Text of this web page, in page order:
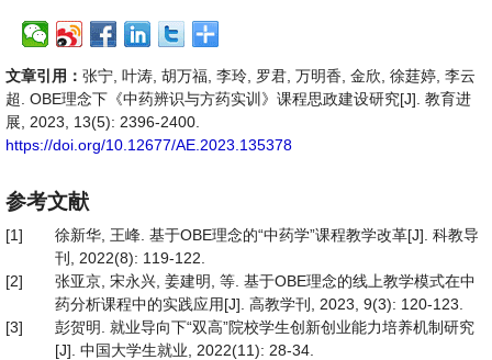
文章引用： 张宁, 叶涛, 胡万福, 李玲, 罗君, 万明香, 金欣, 徐莛婷, 李云
超. OBE理念下《中药辨识与方药实训》课程思政建设研究[J]. 教育进
展, 2023, 13(5): 2396-2400.
https://doi.org/10.12677/AE.2023.135378
参考文献
[1]
徐新华, 王峰. 基于OBE理念的“中药学”课程教学改革[J]. 科教导
刊, 2022(8): 119-122.
[2]
张亚京, 宋永兴, 姜建明, 等. 基于OBE理念的线上教学模式在中
药分析课程中的实践应用[J]. 高教学刊, 2023, 9(3): 120-123.
[3]
彭贺明. 就业导向下“双高”院校学生创新创业能力培养机制研究
[J]. 中国大学生就业, 2022(11): 28-34.